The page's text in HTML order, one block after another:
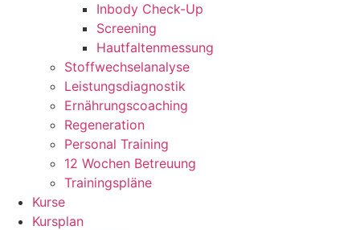
Inbody Check-Up
Screening
Hautfaltenmessung
Stoffwechselanalyse
Leistungsdiagnostik
Ernährungscoaching
Regeneration
Personal Training
12 Wochen Betreuung
Trainingspläne
Kurse
Kursplan